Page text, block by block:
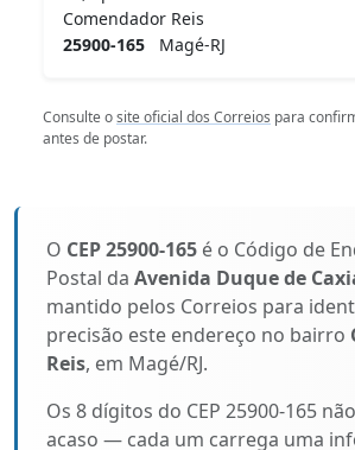
Comendador Reis
25900-165 Magé-RJ
Consulte osite oficial dos Correios para
antes de postar.
O CEP 25900-165 é o Código de
Postal da Avenida Duque de
mantido pelos Correios para
precisão este endereço no bairro
Reis, em Magé/RJ.
Os 8 dígitos do CEP 25900-165
acaso — cada um carrega uma